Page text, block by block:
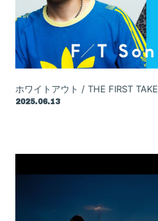
ホワイトアウト / THE FIRST TAKE
2025.06.13